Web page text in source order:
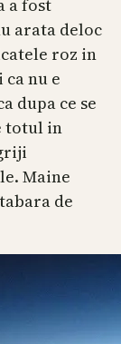
a fost
arata deloc
roz in
nu e
dupa ce se
totul in
Maine
de